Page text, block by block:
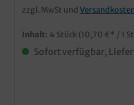
zzgl. MwSt und Versandkosten
Inhalt: 4 Stück (10,70 €* / 1
Sofort verfügbar,